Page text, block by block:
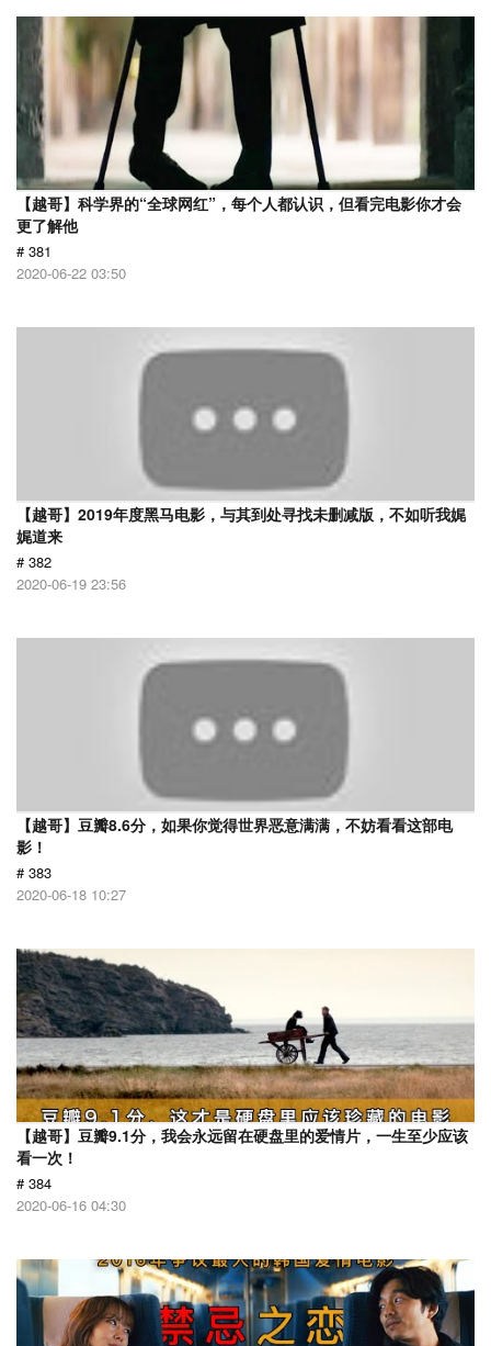
【越哥】科学界的“全球网红”，每个人都认识，但看完电影你才会
更了解他
# 381
2020-06-22 03:50
【越哥】2019年度黑马电影，与其到处寻找未删减版，不如听我娓
娓道来
# 382
2020-06-19 23:56
【越哥】豆瓣8.6分，如果你觉得世界恶意满满，不妨看看这部电
影！
# 383
2020-06-18 10:27
【越哥】豆瓣9.1分，我会永远留在硬盘里的爱情片，一生至少应该
看一次！
# 384
2020-06-16 04:30